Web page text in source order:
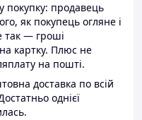
покупку: продавець
як покупець огляне і
так — гроші
картку. Плюс не
на пошті.
доставка по всій
однієї